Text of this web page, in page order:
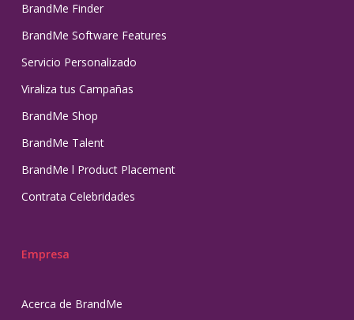
BrandMe Finder
BrandMe Software Features
Servicio Personalizado
Viraliza tus Campañas
BrandMe Shop
BrandMe Talent
BrandMe l Product Placement
Contrata Celebridades
Empresa
Acerca de BrandMe